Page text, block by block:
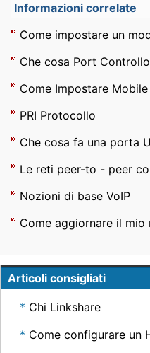
Informazioni correlate
Come impostare un
Che cosa Port
PRI Protocollo
Che cosa fa una porta
Le reti peer-to - peer
Nozioni di base VoIP
Come aggiornare il mio
Articoli consigliati
Chi Linkshare
Come configurare un